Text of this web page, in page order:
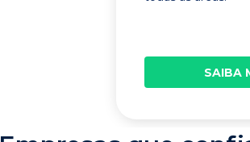
SAIBA